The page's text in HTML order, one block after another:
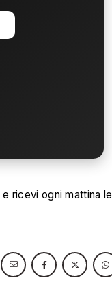
e ricevi ogni mattina le